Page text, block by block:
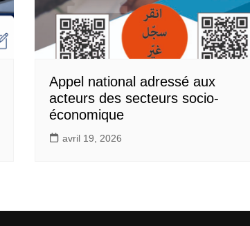
Appel national adressé aux
acteurs des secteurs socio-
économique
avril 19, 2026